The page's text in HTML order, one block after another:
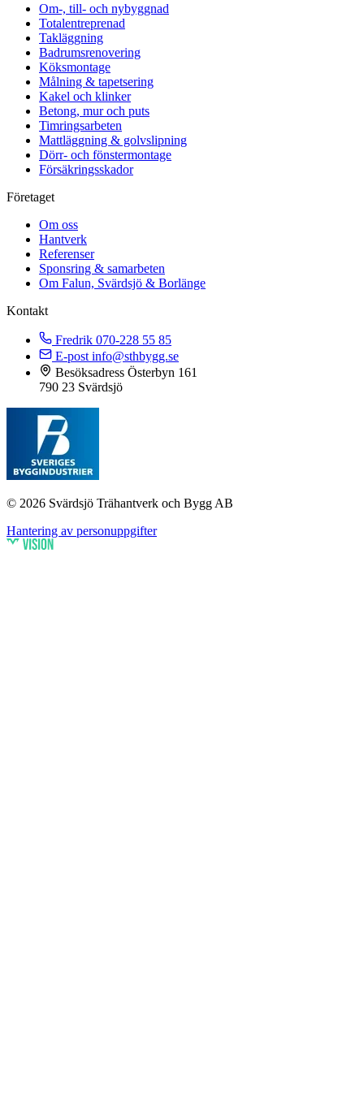
Om-, till- och nybyggnad
Totalentreprenad
Takläggning
Badrumsrenovering
Köksmontage
Målning & tapetsering
Kakel och klinker
Betong, mur och puts
Timringsarbeten
Mattläggning & golvslipning
Dörr- och fönstermontage
Försäkringsskador
Företaget
Om oss
Hantverk
Referenser
Sponsring & samarbeten
Om Falun, Svärdsjö & Borlänge
Kontakt
Fredrik 070-228 55 85
E-post info@sthbygg.se
Besöksadress Österbyn 161
790 23 Svärdsjö
© 2026 Svärdsjö Trähantverk och Bygg AB
Hantering av personuppgifter